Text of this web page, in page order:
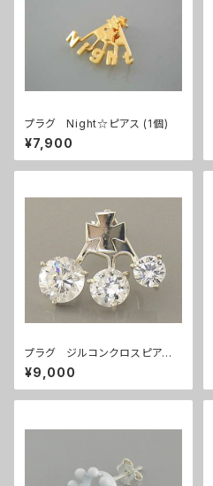
プラグ Night☆ピアス (1個)
¥7,900
プラグ ジルコンクロスピアス/
(SV)
¥9,000